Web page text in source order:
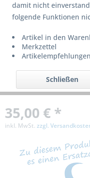
Dieses
bzw.
35,00 € *
inkl. MwSt. zzgl.
damit nicht
folgende Funktionen
Artikel in den
Merkzettel
Schließen